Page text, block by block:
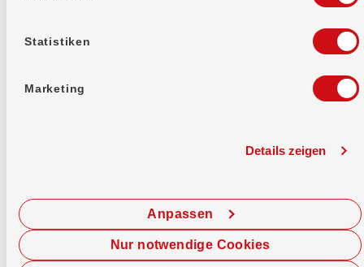
Statistiken
Marketing
Details zeigen
Anpassen
Nur notwendige Cookies
Jetzt chatten